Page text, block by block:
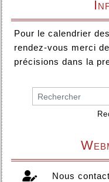
Pour le calendrier
rendez-vous merci
précisions dans la
Nous